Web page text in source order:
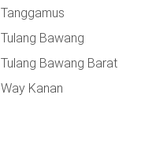
Tanggamus
Tulang Bawang
Tulang Bawang Barat
Way Kanan